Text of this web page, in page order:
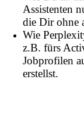
Assistenten
die Dir ohne
Wie
z.B. fürs
Jobprofilen
erstellst.